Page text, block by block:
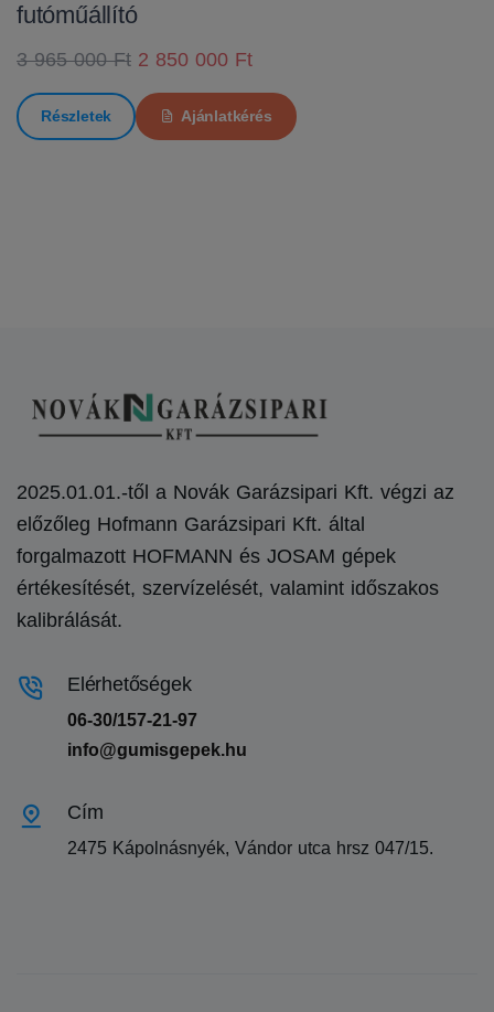
futóműállító
3 965 000 Ft 2 850 000 Ft
Részletek Ajánlatkérés
2025.01.01.-től a Novák Garázsipari Kft. végzi az
előzőleg Hofmann Garázsipari Kft. által
forgalmazott HOFMANN és JOSAM gépek
értékesítését, szervízelését, valamint időszakos
kalibrálását.
Elérhetőségek
06-30/157-21-97
info@gumisgepek.hu
Cím
2475 Kápolnásnyék, Vándor utca hrsz 047/15.